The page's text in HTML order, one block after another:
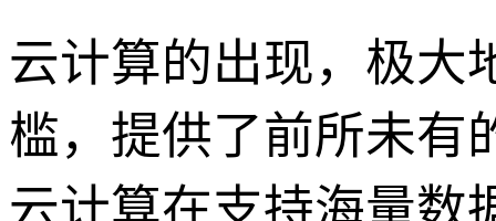
云计算的出现，极大
槛，提供了前所未有
云计算在支持海量数